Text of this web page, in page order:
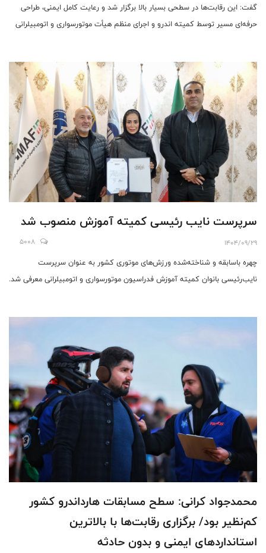
گفت: این رقابت‌ها در سطحی بسیار بالا برگزار شد و رعایت کامل ایمنی، طراحی
حرفه‌ای مسیر توسط کمیته اندرو و اجرای منظم هیأت موتورسواری و اتومبیلرانی
سرپرست نایب رئیسی کمیته آموزش منصوب شد
1404/09/29
5008
چهره‌ باسابقه و شناخته‌شده ورزش‌های موتوری کشور به عنوان سرپرست
نایب‌رئیسی بانوان کمیته آموزش فدراسیون موتورسواری و اتومبیلرانی معرفی شد.
محمدجواد کرانی: سطح مسابقات هارداندرو کشور
کم‌نظیر بود/ برگزاری رقابت‌ها با بالاترین
استانداردهای ایمنی و بدون حادثه